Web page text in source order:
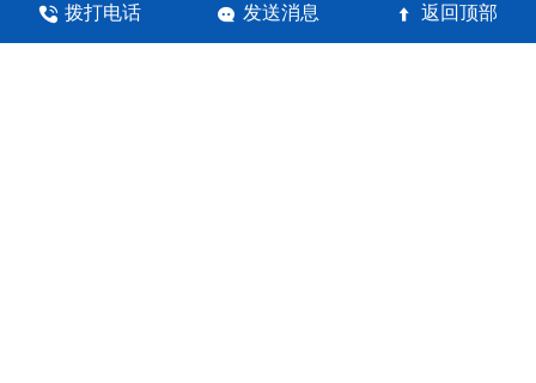
 拨打电话  发送消息  返回顶部